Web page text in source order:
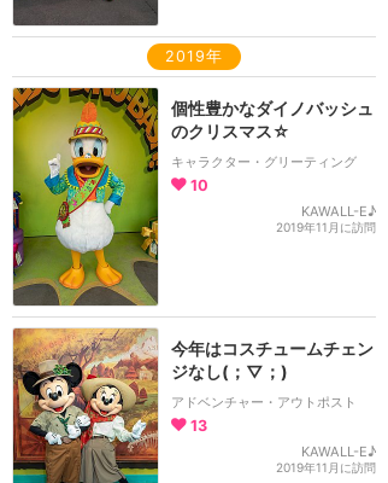
2019年
個性豊かなダイノバッシュ
のクリスマス☆
キャラクター・グリーティング
10
KAWALL-E♪
2019年11月に訪問
今年はコスチュームチェン
ジなし(；▽；)
アドベンチャー・アウトポスト
13
KAWALL-E♪
2019年11月に訪問